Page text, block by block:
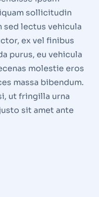
sollicitudin
sed lectus vehicula
ex vel finibus
purus, eu vehicula
molestie eros
massa bibendum.
ut fringilla urna
sit amet ante